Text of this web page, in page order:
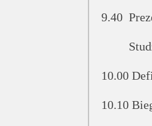
9.40
10.00
10.10